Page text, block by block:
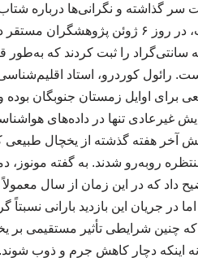
گذاشته و نگرانی‌ها درباره
اقلیمی را افزایش داده است. بر اساس گزارش زومیت، در
بخش قاره جنوبگان، دمایی معادل ۱۵٫۴ درجه سانتی‌گراد را ثبت
رائول کوردرو، استاد
بالاتر از مقدار طبیعی برای اوایل زمستان
غیرعادی تنها در داده‌های
آخر هفته گذشته از یخچال طبیعی
روبه‌رو شدند. به گفته مونوز،
در جریان این بازدید بارانی
شرایطی تأثیر مستقیمی بر
نه اینکه دچار کاهش جرم و ذوب